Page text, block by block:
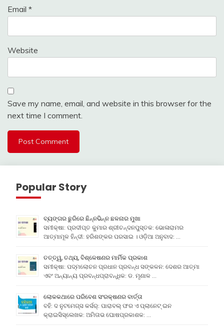
Email *
Website
Save my name, email, and website in this browser for the
next time I comment.
Popular Story
ବ୍ୟଙ୍ଗର ଛୁରିରେ ଛିନ୍ନଭିନ୍ନ ଛଳନାର ମୁଖା
ସମୀକ୍ଷା: ପ୍ରଦୀପ୍ତ କୁମାର ଶ୍ରୀଚନ୍ଦନପୁସ୍ତକ: ଭୋଳାରାମର
ଆତ୍ମାମୂଳ ହିନ୍ଦୀ: ହରିଶଙ୍କର ପରସାଇ । ଓଡ଼ିଆ ଅନୁବାଦ: …
ତତ୍ତ୍ୱ, ତଥ୍ୟ, ବିଶ୍ଳେଷଣର ମାର୍ମିକ ପ୍ରକାଶ
ସମୀକ୍ଷା: ପଦ୍ମଲୋଚନ ପ୍ରଧାନ ପ୍ରବନ୍ଧ ସଙ୍କଳନ: ଦେଶର ଆତ୍ମା
ଏବଂ ଅନ୍ୟାନ୍ୟ ପ୍ରବନ୍ଧପ୍ରାବନ୍ଧିକ: ଡ. ମୃଣାଳ …
ଲୋକକଥାରେ ପରିବେଶ ସଂରକ୍ଷଣର ବାର୍ତ୍ତା
ବହି: ଦ ନୁଟମେଗ୍ସ କର୍ସର୍: ପାରାବଲ୍ ଫର ଏ ପ୍ଲାନେଟ୍ ଇନ
କ୍ରାଇସିସ୍ଲେଖକ: ଅମିତାଭ ଘୋଷପ୍ରକାଶକ: …